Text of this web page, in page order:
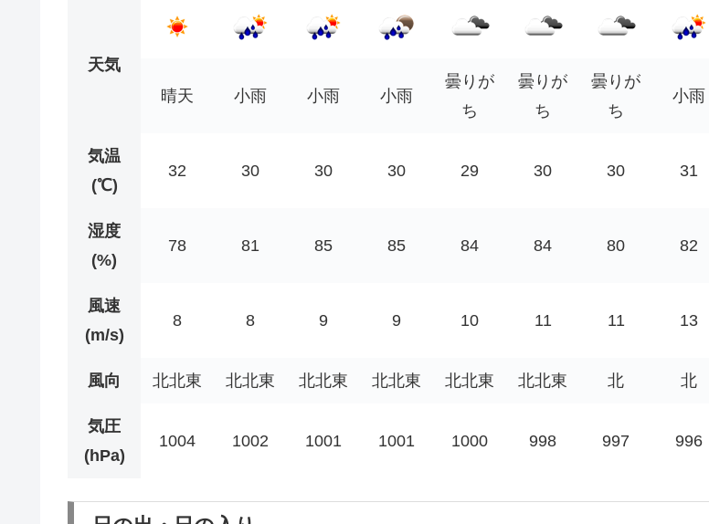
天気
晴天
小雨 小雨 小雨
曇りが
ち
曇りが
ち
曇りが
ち
小雨
気温
(℃)
32 30 30 30 29 30 30 31
湿度
(%)
78 81 85 85 84 84 80 82
風速
(m/s)
8 8 9 9 10 11 11 13
風向 北北東 北北東 北北東 北北東 北北東 北北東 北 北
気圧
(hPa)
1004 1002 1001 1001 1000 998 997 996